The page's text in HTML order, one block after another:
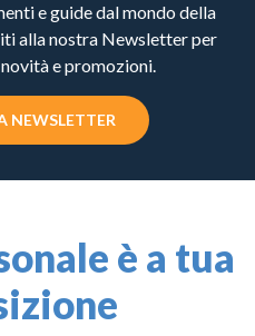
e guide dal mondo della
alla nostra Newsletter per
e promozioni.
NEWSLETTER
è a tua